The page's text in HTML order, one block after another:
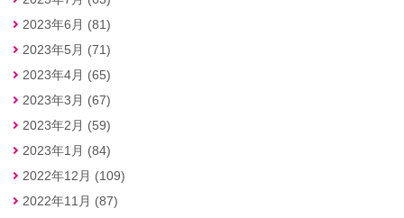
2023年6月 (81)
2023年5月 (71)
2023年4月 (65)
2023年3月 (67)
2023年2月 (59)
2023年1月 (84)
2022年12月 (109)
2022年11月 (87)